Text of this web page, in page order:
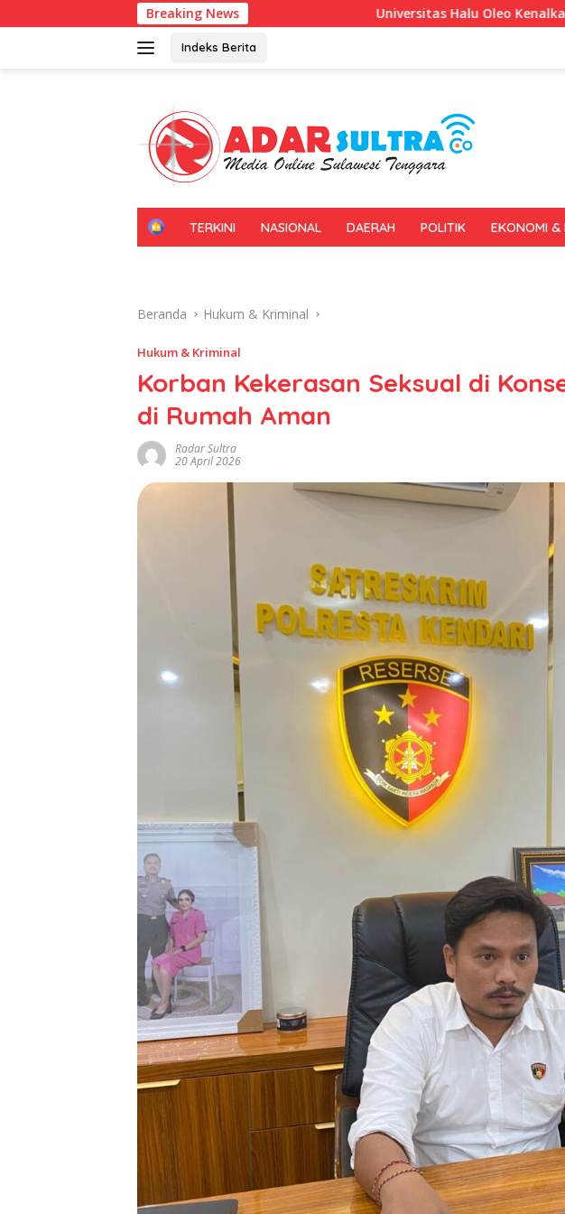
ke
Breaking NewsUniversitas Halu Oleo Kenalkan Pembelajaran Bahasa
Indeks Berita
H
TERKINI NASIONAL DAERAH POLITIK EKONOMI &
Beranda Hukum & Kriminal
Hukum & Kriminal
Korban Kekerasan Seksual di
di Rumah Aman
Radar Sultra
20 April 2026